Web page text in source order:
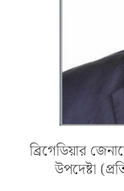
ব্রিগেডিয়ার
উপদেষ্টা